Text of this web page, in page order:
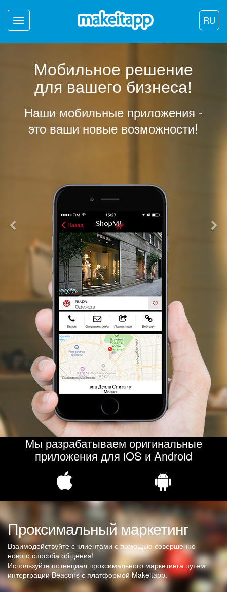
RU
Toggle
navigation
Мобильное решение
для вашего бизнеса!
Наши мобильные приложения -
это ваши новые возможности!
Мы разрабатываем оригинальные
приложения для iOS и Android
Проксимальный маркетинг
Взаимодействуйте с клиентами с помощью совершенно
нового способа общения!
Используйте потенциал проксимального маркетинга путем
интерграции Beacons с платформой Makeitapp.